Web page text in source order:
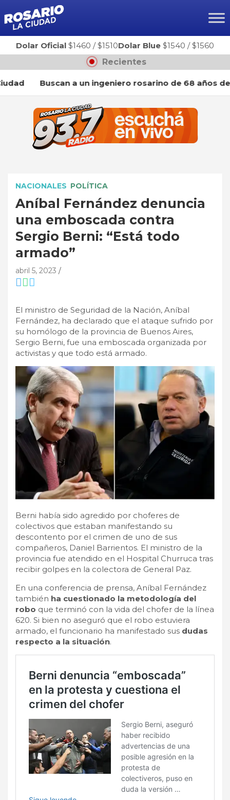
al
contenido
Dolar Oficial $1460 / $1510Dolar Blue $1540 / $1560
Recientes
Buscan a un ingeniero rosarino de 68 años
NACIONALES POLÍTICA
Aníbal Fernández denuncia
una emboscada contra
Sergio Berni: “Está todo
armado”
abril 5, 2023
El ministro de Seguridad de la Nación, Aníbal
Fernández, ha declarado que el ataque sufrido por
su homólogo de la provincia de Buenos Aires,
Sergio Berni, fue una emboscada organizada por
activistas y que todo está armado.
Berni había sido agredido por choferes de
colectivos que estaban manifestando su
descontento por el crimen de uno de sus
compañeros, Daniel Barrientos. El ministro de la
provincia fue atendido en el Hospital Churruca tras
recibir golpes en la colectora de General Paz.
En una conferencia de prensa, Aníbal Fernández
también ha cuestionado la metodología del
robo que terminó con la vida del chofer de la línea
620. Si bien no aseguró que el robo estuviera
armado, el funcionario ha manifestado sus dudas
respecto a la situación.